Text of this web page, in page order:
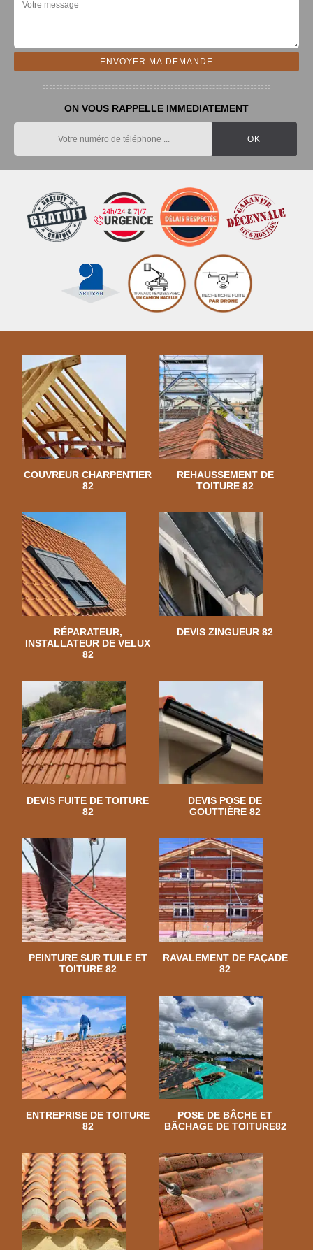
ON VOUS RAPPELLE IMMEDIATEMENT
COUVREUR CHARPENTIER
82
REHAUSSEMENT DE
TOITURE 82
RÉPARATEUR,
INSTALLATEUR DE VELUX
82
DEVIS ZINGUEUR 82
DEVIS FUITE DE TOITURE
82
DEVIS POSE DE
GOUTTIÈRE 82
PEINTURE SUR TUILE ET
TOITURE 82
RAVALEMENT DE FAÇADE
82
ENTREPRISE DE TOITURE
82
POSE DE BÂCHE ET
BÂCHAGE DE TOITURE82